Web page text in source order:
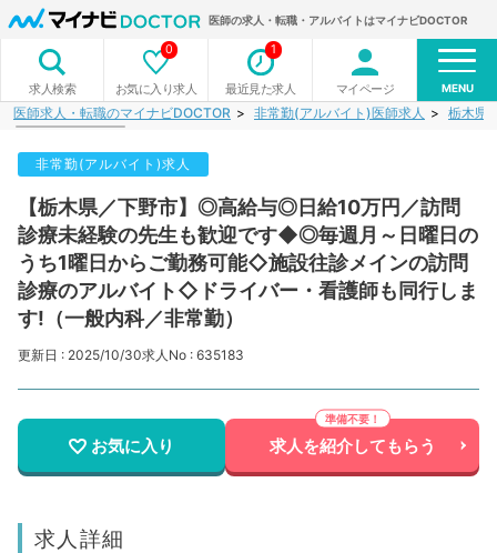
医師の求人・転職・アルバイトはマイナビDOCTOR
求人検索 お気に入り求人
0
最近見た求人
1
マイページ MENU
医師求人・転職のマイナビDOCTOR 非常勤(アルバイト)医師求人 栃木県
非常勤(アルバイト)求人
【栃木県／下野市】◎高給与◎日給10万円／訪問
診療未経験の先生も歓迎です◆◎毎週月～日曜日の
うち1曜日からご勤務可能◇施設往診メインの訪問
診療のアルバイト◇ドライバー・看護師も同行しま
す!（一般内科／非常勤）
更新日 : 2025/10/30求人No : 635183
お気に入り 求人を紹介してもらう
求人詳細